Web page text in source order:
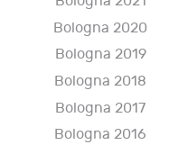
Bologna 2020
Bologna 2019
Bologna 2018
Bologna 2017
Bologna 2016